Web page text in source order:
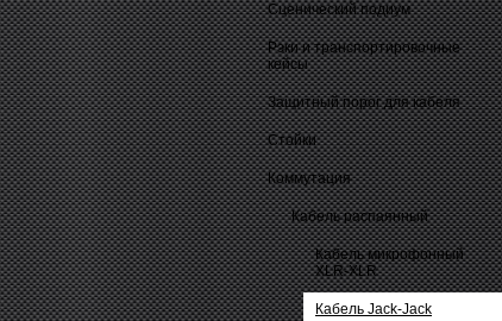
Сценический подиум
Рэки и транспортировочные
кейсы
Защитный порог для кабеля
Стойки
Коммутация
Кабель распаянный
Кабель микрофонный
XLR-XLR
Кабель Jack-Jack